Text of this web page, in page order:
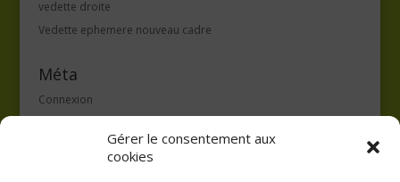
Gérer le consentement aux
cookies
vedette droite
Vedette ephemere nouveau cadre
Méta
Connexion
Flux des commentaires